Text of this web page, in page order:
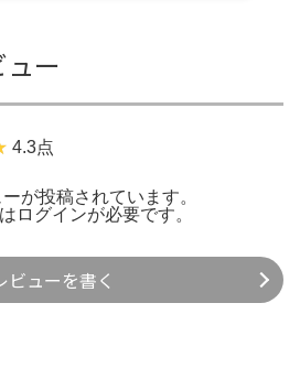
ー
4.3点
が投稿されています。
ログインが必要です。
ビューを書く